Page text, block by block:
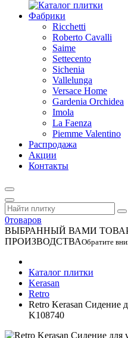
Фабрики
Ricchetti
Roberto Cavalli
Saime
Settecento
Sichenia
Vallelunga
Versace Home
Gardenia Orchidea
Imola
La Faenza
Piemme Valentino
Распродажа
Акции
Контакты
0товаров
ВЫБРАННЫЙ ВАМИ
ПРОИЗВОДСТВАОбратите
Каталог плитки
Kerasan
Retro
Retro Kerasan Сидение
K108740